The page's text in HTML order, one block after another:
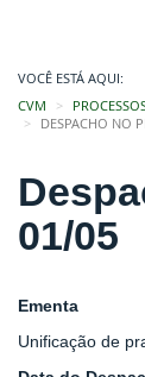
VOCÊ ESTÁ AQUI:
CVM
DESPACHO NO
01/05
Ementa
Unificação de